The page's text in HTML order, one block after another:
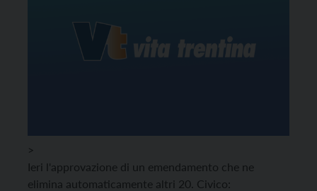
>
Ieri l'approvazione di un emendamento che ne
elimina automaticamente altri 20. Civico: